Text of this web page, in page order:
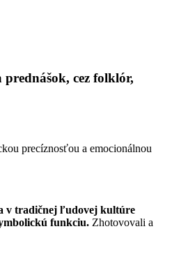
cez folklór,
precíznosťou a emocionálnou
v tradičnej ľudovej kultúre
funkciu. Zhotovovali a